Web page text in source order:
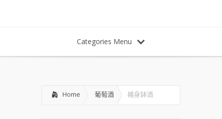
Categories Menu
Home 葡萄酒 補身缽酒